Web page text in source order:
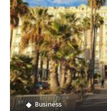
Business